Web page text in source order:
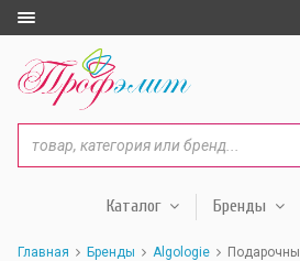
Каталог Бренды
Главная Бренды Algologie